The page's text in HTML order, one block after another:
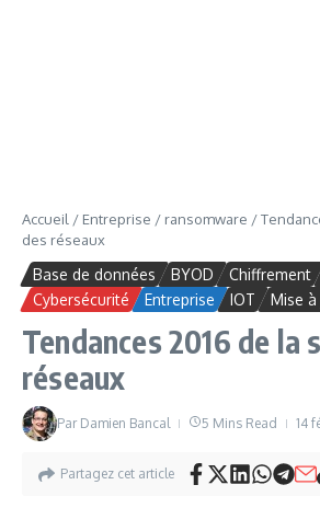
Accueil / Entreprise / ransomware /
des réseaux
Base de données BYOD Chiffrement
Cybersécurité
Entreprise IOT Mise
Tendances 2016 de la
réseaux
Par Damien Bancal 5 Mins Read 14
Partagez cet article